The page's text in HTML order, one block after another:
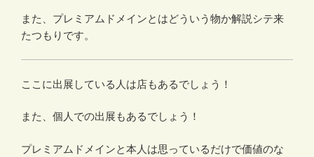
また、プレミアムドメインとはどういう物か解説シテ来
たつもりです。
ここに出展している人は店もあるでしょう！
また、個人での出展もあるでしょう！
プレミアムドメインと本人は思っているだけで価値のな